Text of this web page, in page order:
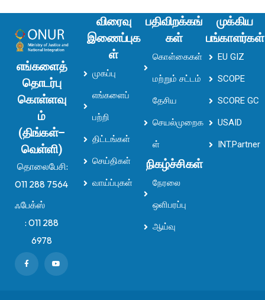
எங்களைத்
தொடர்பு
கொள்ளவு
ம்
(திங்கள்–
வெள்ளி)
தொலைபேசி:
011 288 7564
ஃபேக்ஸ்
: 011 288
6978
விரைவு
இணைப்புக
ள்
முகப்பு
எங்களைப்
பற்றி
திட்டங்கள்
செய்திகள்
வாய்ப்புகள்
பதிவிறக்கங்
கள்
கொள்கைகள்
மற்றும் சட்டம்
தேசிய
செயல்முறைக
ள்
நிகழ்ச்சிகள்
நேரலை
ஒளிபரப்பு
ஆய்வு
முக்கிய
பங்காளர்கள்
EU GIZ
SCOPE
SCORE GC
USAID
INT.Partner